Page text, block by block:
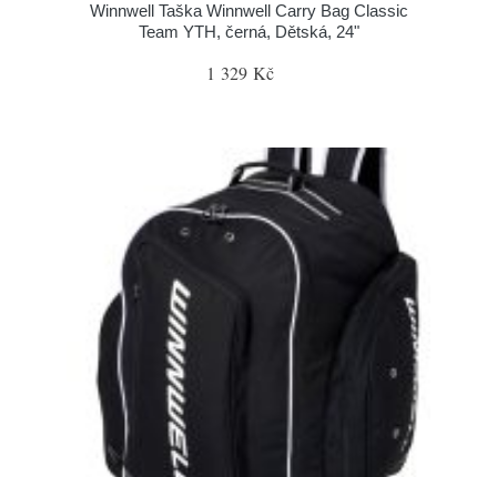
Winnwell Taška Winnwell Carry Bag Classic
Team YTH, černá, Dětská, 24"
1 329 Kč